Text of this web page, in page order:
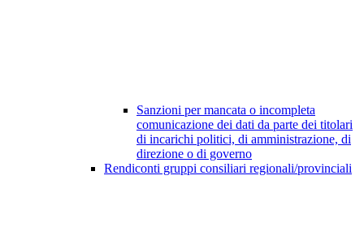
Sanzioni per mancata o incompleta
comunicazione dei dati da parte dei titolari
di incarichi politici, di amministrazione, di
direzione o di governo
Rendiconti gruppi consiliari regionali/provinciali